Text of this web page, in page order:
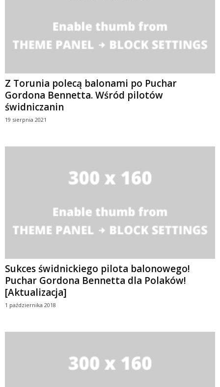
Z Torunia polecą balonami po Puchar
Gordona Bennetta. Wśród pilotów
świdniczanin
19 sierpnia 2021
Sukces świdnickiego pilota balonowego!
Puchar Gordona Bennetta dla Polaków!
[Aktualizacja]
1 października 2018